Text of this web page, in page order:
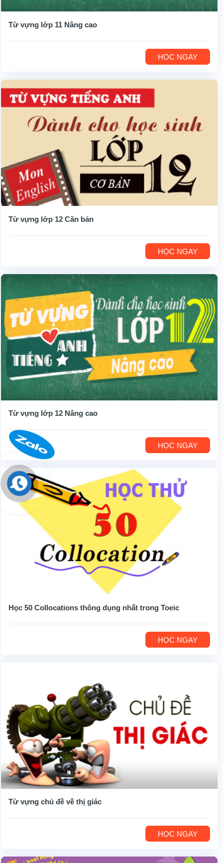
Từ vựng lớp 11 Nâng cao
HỌC NGAY
Từ vựng lớp 12 Căn bản
HỌC NGAY
Từ vựng lớp 12 Nâng cao
HỌC NGAY
Học 50 Collocations thông dụng nhất trong Toeic
HỌC NGAY
Từ vựng chủ đề về thị giác
HỌC NGAY